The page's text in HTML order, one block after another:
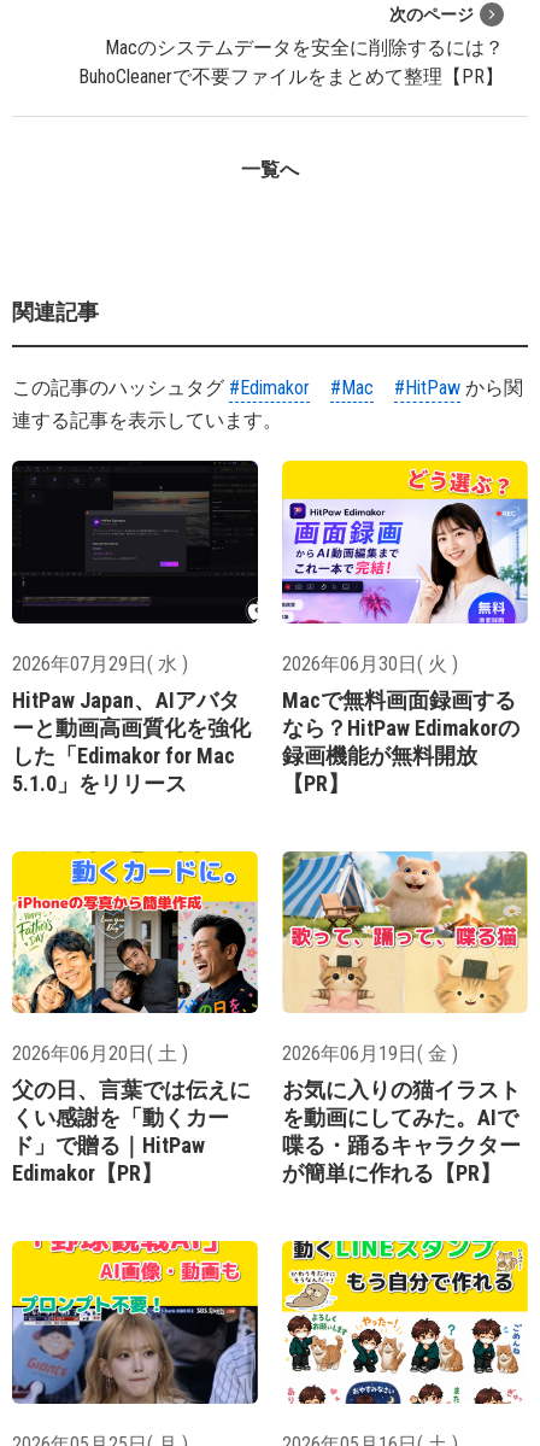
次のページ
Macのシステムデータを安全に削除するには？
BuhoCleanerで不要ファイルをまとめて整理【PR】
一覧へ
関連記事
この記事のハッシュタグ #Edimakor #Mac #HitPaw から関
連する記事を表示しています。
2026年07月29日( 水 )
HitPaw Japan、AIアバタ
ーと動画高画質化を強化
した「Edimakor for Mac
5.1.0」をリリース
2026年06月30日( 火 )
Macで無料画面録画する
なら？HitPaw Edimakorの
録画機能が無料開放
【PR】
2026年06月20日( 土 )
父の日、言葉では伝えに
くい感謝を「動くカー
ド」で贈る｜HitPaw
Edimakor【PR】
2026年06月19日( 金 )
お気に入りの猫イラスト
を動画にしてみた。AIで
喋る・踊るキャラクター
が簡単に作れる【PR】